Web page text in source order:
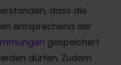
dass die
entsprechend der
gespeichert
dürfen. Zudem